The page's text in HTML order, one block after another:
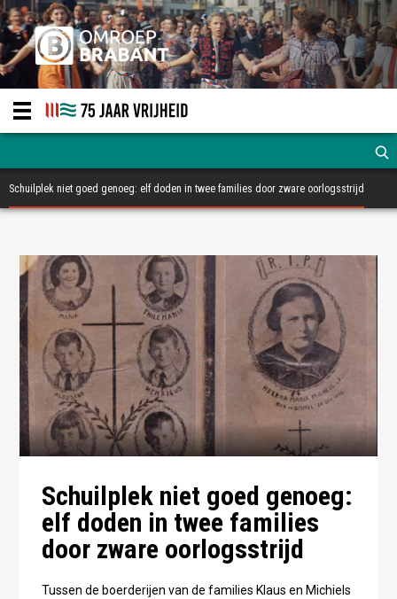
Schuilplek niet goed genoeg: elf doden in twee families door zware oorlogsstrijd
Schuilplek niet goed genoeg:
elf doden in twee families
door zware oorlogsstrijd
Tussen de boerderijen van de families Klaus en Michiels